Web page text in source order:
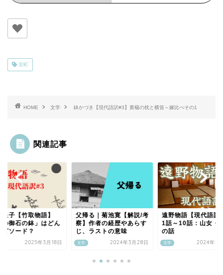
室町
HOME 文学 鉢かづき【現代語訳#3】黄楊の枕と横笛～嫁比べその1
関連記事
皇子【竹取物語】
の御石の鉢」はどん
ピソード？
2025年3月18日 文学
父帰る｜菊池寛【解説/考
察】作者の経歴やあらす
じ、ラストの意味
2024年3月28日 文学
遠野物語【現代語訳
1話～10話：山女・
の話
2024年12